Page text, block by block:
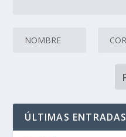
ÚLTIMAS ENTRADAS